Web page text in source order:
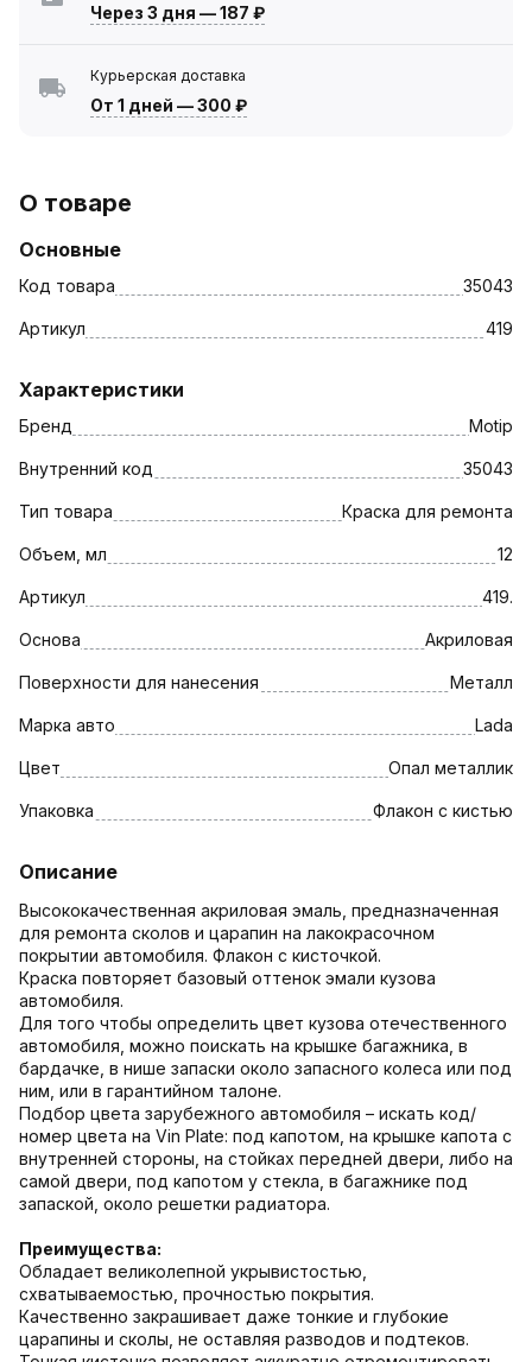
Через 3 дня —187 ₽
Курьерская доставка
От 1 дней —300 ₽
О товаре
Основные
Код товара 35043
Артикул 419
Характеристики
Бренд Motip
Внутренний код 35043
Тип товара Краска для ремонта
Объем, мл 12
Артикул 419.
Основа Акриловая
Поверхности для нанесения Металл
Марка авто Lada
Цвет Опал металлик
Упаковка Флакон с кистью
Описание
Высококачественная акриловая эмаль, предназначенная
для ремонта сколов и царапин на лакокрасочном
покрытии автомобиля. Флакон с кисточкой.
Краска повторяет базовый оттенок эмали кузова
автомобиля.
Для того чтобы определить цвет кузова отечественного
автомобиля, можно поискать на крышке багажника, в
бардачке, в нише запаски около запасного колеса или под
ним, или в гарантийном талоне.
Подбор цвета зарубежного автомобиля – искать код/
номер цвета на Vin Plate: под капотом, на крышке капота с
внутренней стороны, на стойках передней двери, либо на
самой двери, под капотом у стекла, в багажнике под
запаской, около решетки радиатора.
Преимущества:
Обладает великолепной укрывистостью,
схватываемостью, прочностью покрытия.
Качественно закрашивает даже тонкие и глубокие
царапины и сколы, не оставляя разводов и подтеков.